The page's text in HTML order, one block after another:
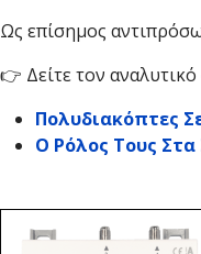
Ως επίσημος
👉 Δείτε τον
Πολυδιακόπτες
Ο Ρόλος Τους